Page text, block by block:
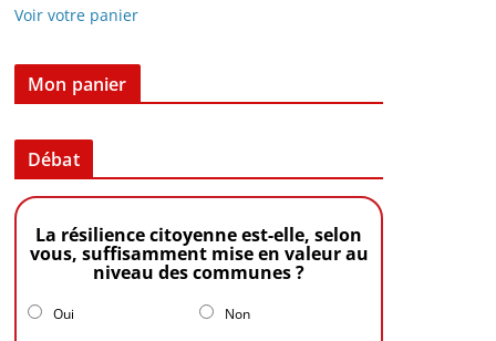
Voir votre panier
Mon panier
Débat
La résilience citoyenne est-elle, selon
vous, suffisamment mise en valeur au
niveau des communes ?
Oui Non